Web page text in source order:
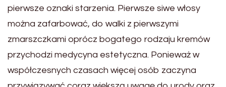
pierwsze oznaki starzenia. Pierwsze siwe włosy
można zafarbować, do walki z pierwszymi
zmarszczkami oprócz bogatego rodzaju kremów
przychodzi medycyna estetyczna. Ponieważ w
współczesnych czasach więcej osób zaczyna